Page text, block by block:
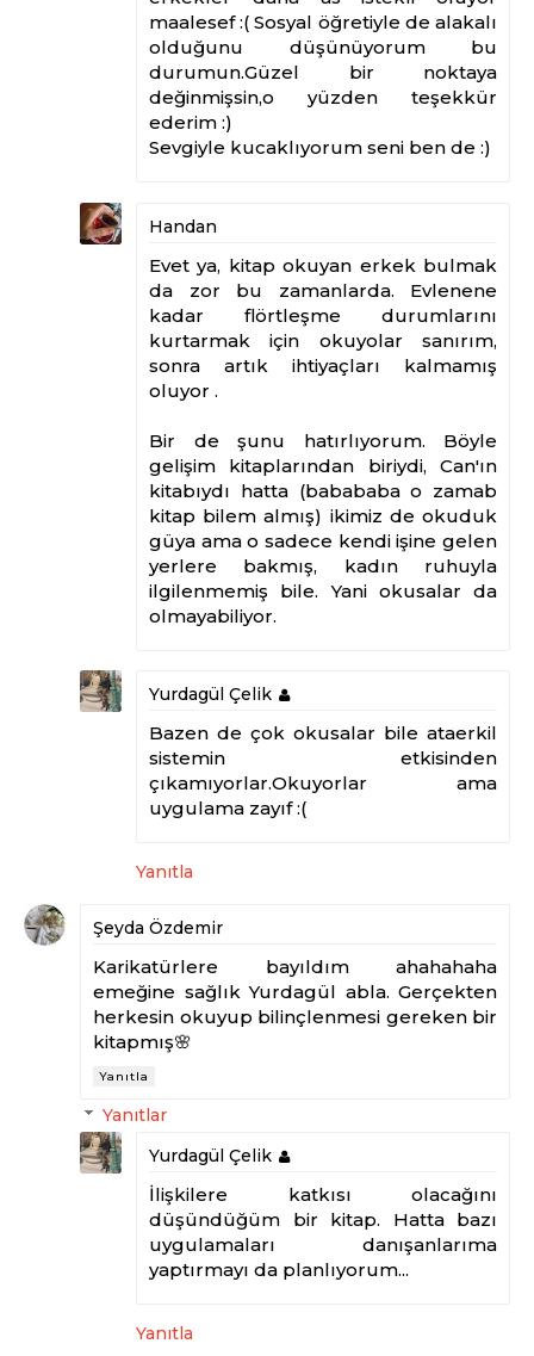
maalesef :( Sosyal öğretiyle de alakalı
olduğunu düşünüyorum bu
durumun.Güzel bir noktaya
değinmişsin,o yüzden teşekkür
ederim :)
Sevgiyle kucaklıyorum seni ben de :)
Handan
Evet ya, kitap okuyan erkek bulmak
da zor bu zamanlarda. Evlenene
kadar flörtleşme durumlarını
kurtarmak için okuyolar sanırım,
sonra artık ihtiyaçları kalmamış
oluyor .
Bir de şunu hatırlıyorum. Böyle
gelişim kitaplarından biriydi, Can'ın
kitabıydı hatta (babababa o zamab
kitap bilem almış) ikimiz de okuduk
güya ama o sadece kendi işine gelen
yerlere bakmış, kadın ruhuyla
ilgilenmemiş bile. Yani okusalar da
olmayabiliyor.
Yurdagül Çelik
Bazen de çok okusalar bile ataerkil
sistemin etkisinden
çıkamıyorlar.Okuyorlar ama
uygulama zayıf :(
Yanıtla
Şeyda Özdemir
Karikatürlere bayıldım ahahahaha
emeğine sağlık Yurdagül abla. Gerçekten
herkesin okuyup bilinçlenmesi gereken bir
kitapmış🌸
Yanıtla
Yanıtlar
Yurdagül Çelik
İlişkilere katkısı olacağını
düşündüğüm bir kitap. Hatta bazı
uygulamaları danışanlarıma
yaptırmayı da planlıyorum...
Yanıtla